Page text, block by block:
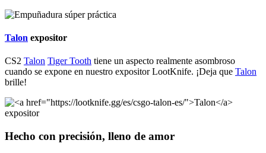
Talon expositor
CS2 Talon Tiger Tooth tiene un aspecto realmente asombroso
cuando se expone en nuestro expositor LootKnife. ¡Deja que Talon
brille!
Hecho con precisión, lleno de amor